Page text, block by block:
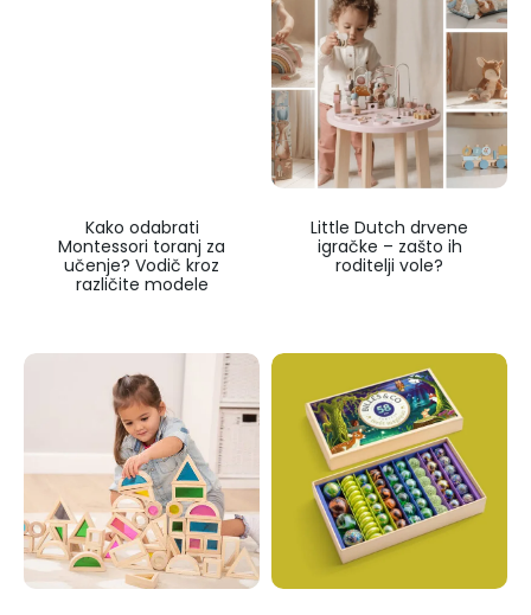
Kako odabrati
Montessori toranj za
učenje? Vodič kroz
različite modele
Little Dutch drvene
igračke – zašto ih
roditelji vole?